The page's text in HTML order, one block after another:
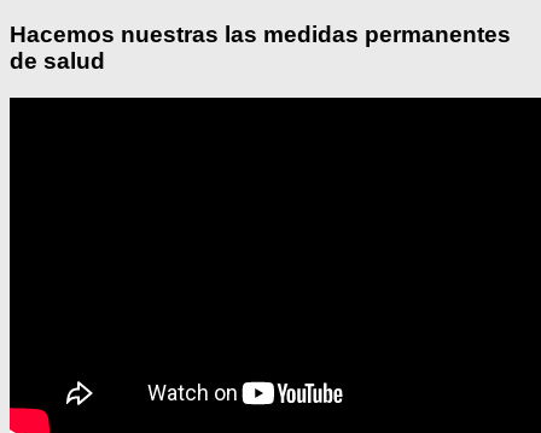
Hacemos nuestras las medidas permanentes
de salud